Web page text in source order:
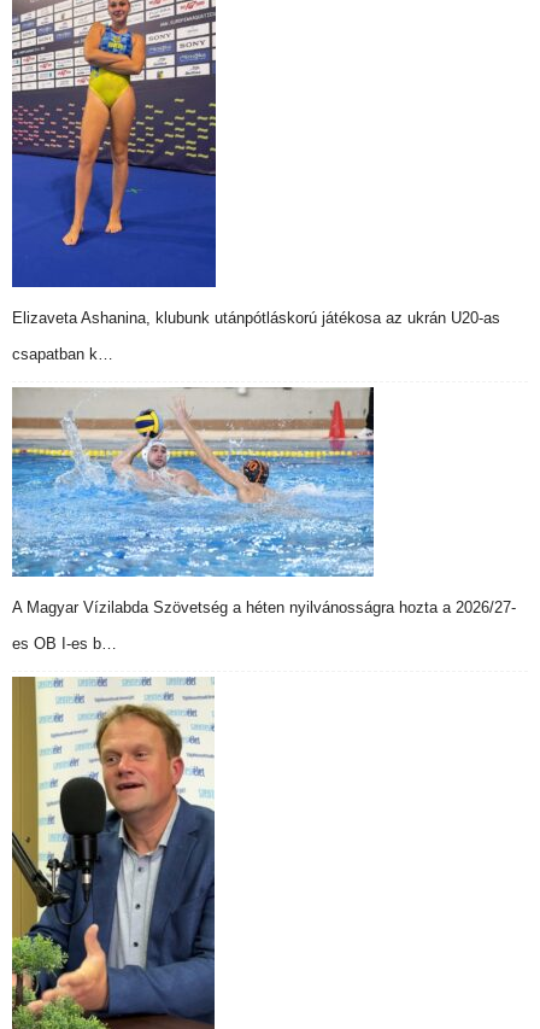
Elizaveta Ashanina, klubunk utánpótláskorú játékosa az ukrán U20-as
csapatban k…
A Magyar Vízilabda Szövetség a héten nyilvánosságra hozta a 2026/27-
es OB I-es b…